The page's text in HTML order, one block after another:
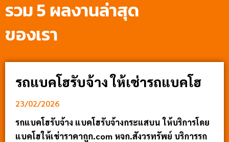
รวม 5 ผลงานล่าสุด
ของเรา
รถแบคโฮรับจ้าง ให้เช่ารถแบคโฮ
23/02/2026
รถแบคโฮรับจ้าง แบคโฮรับจ้างกระแสบน ให้บริการโดย
แบคโฮให้เช่าราคาถูก.com หจก.สังวรทรัพย์ บริการรถ